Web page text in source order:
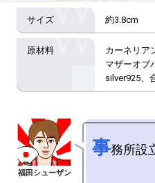
約3.8cm
カーネリア
マザーオブ
silver925、
事務所設